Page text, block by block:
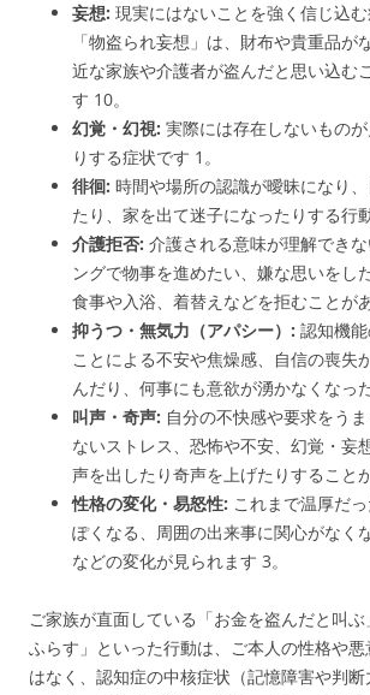
妄想: 現実にはないことを強く信じ込
「物盗られ妄想」は、財布や貴重品が
近な家族や介護者が盗んだと思い込む
す 10。
幻覚・幻視: 実際には存在しないもの
りする症状です 1 。
徘徊: 時間や場所の認識が曖昧になり
たり、家を出て迷子になったりする行
介護拒否: 介護される意味が理解でき
ングで物事を進めたい、嫌な思いをし
食事や入浴、着替えなどを拒むことが
抑うつ・無気力（アパシー）: 認知機
ことによる不安や焦燥感、自信の喪失
んだり、何事にも意欲が湧かなくなっ
叫声・奇声: 自分の不快感や要求をう
ないストレス、恐怖や不安、幻覚・妄
声を出したり奇声を上げたりすること
性格の変化・易怒性: これまで温厚だ
ぽくなる、周囲の出来事に関心がなく
などの変化が見られます 3。
ご家族が直面している「お金を盗んだと叫
ふらす」といった行動は、ご本人の性格や
はなく、認知症の中核症状（記憶障害や判断